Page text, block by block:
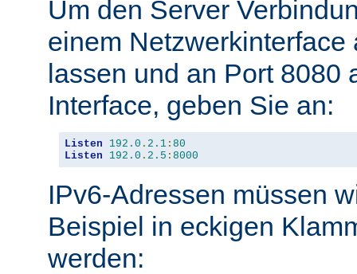
Um den Server
einem Netzwerkinterface
lassen und an Port 8080
Interface, geben Sie an:
Listen 192.0 . 2.1 : 80
Listen
192.0 . 2.5 : 8000
IPv6-Adressen müssen
Beispiel in eckigen
werden: